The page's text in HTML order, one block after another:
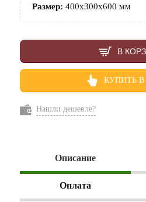
Размер: 400х300х600 мм
В
КУПИТЬ В
Нашли дешевле?
Описание
Оплата